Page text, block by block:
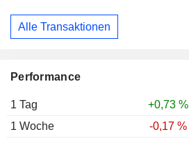
Performance
1 Tag
+0,73 %
1 Woche
-0,17 %
Alle Transaktionen